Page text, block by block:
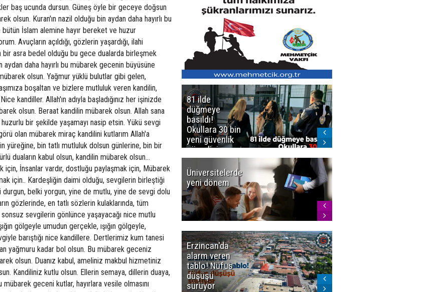
81 ilde
düğmeye
basıldı!
Okullara 30 bin
yeni güvenlik
görevlisi
Üniversitelerde
yeni dönem
Erzincan'da
alarm veren
tablo! Nüfus
düşüşü
sürüyor